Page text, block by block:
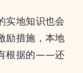
实地知识也会
励措施，本地
根据的——还